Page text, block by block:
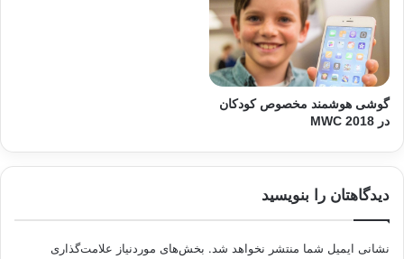
گوشی هوشمند مخصوص کودکان
در MWC 2018
دیدگاهتان را بنویسید
نشانی ایمیل شما منتشر نخواهد شد. بخش‌های موردنیاز علامت‌گذاری